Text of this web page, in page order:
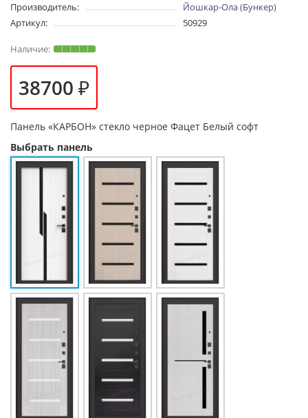
Производитель:
Йошкар-Ола (Бункер)
Артикул:
50929
38700 ₽
Панель «КАРБОН» стекло черное Фацет Белый софт
Выбрать панель